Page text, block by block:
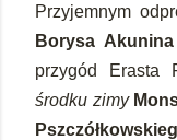
Przyjemnym
Borysa Akunina
przygód Erasta
środku zimy